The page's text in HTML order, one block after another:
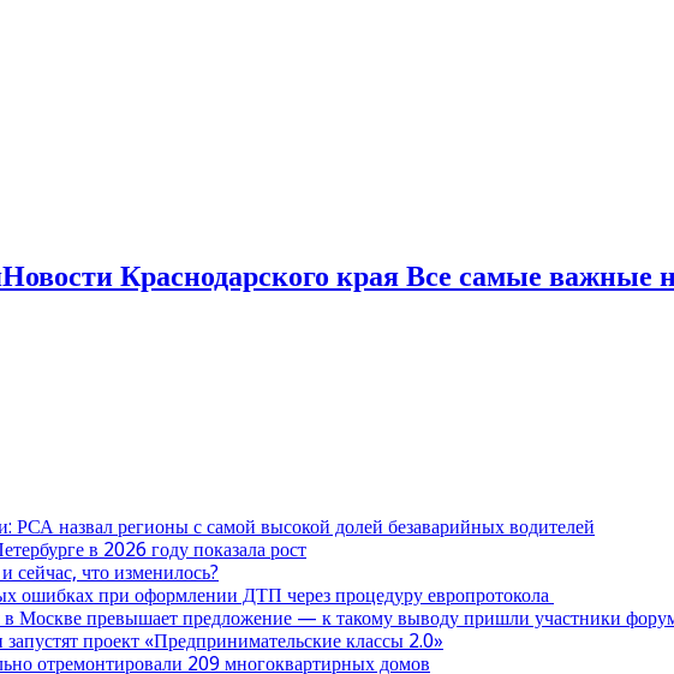
Новости Краснодарского края Все самые важные
РСА назвал регионы с самой высокой долей безаварийных водителей
в 2026 году показала рост
сейчас, что изменилось?
ошибках при оформлении ДТП через процедуру европротокола
в Москве превышает предложение — к такому выводу пришли участники
проект «Предпринимательские классы 2.0»
отремонтировали 209 многоквартирных домов